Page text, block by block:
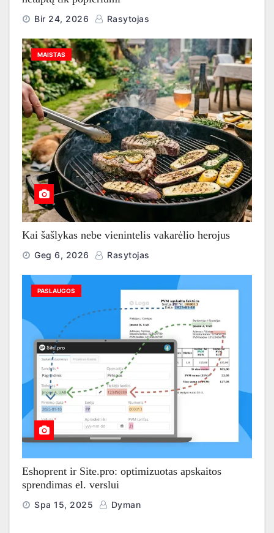
Bir 24, 2026 Rasytojas
MAISTAS
Kai šašlykas nebe vienintelis vakarėlio herojus
Geg 6, 2026 Rasytojas
PASLAUGOS
Eshoprent ir Site.pro: optimizuotas apskaitos
sprendimas el. verslui
Spa 15, 2025 Dyman